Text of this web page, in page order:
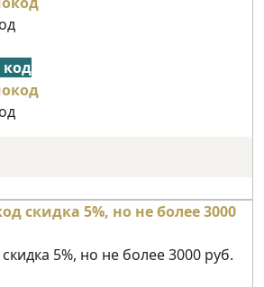
5%, но не более 3000 руб.